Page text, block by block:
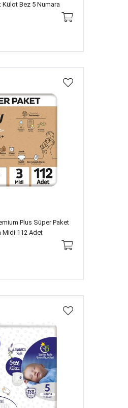
Bez 5 Numara
Plus Süper Paket
Midi 112 Adet